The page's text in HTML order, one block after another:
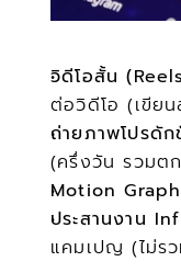
วิดีโอสั้น
ต่อวิดีโอ (เขีย
ถ่ายภาพโปรดัก
(ครึ่งวัน รวมต
Motion
ประสานงาน
แคมเปญ (ไม่ร